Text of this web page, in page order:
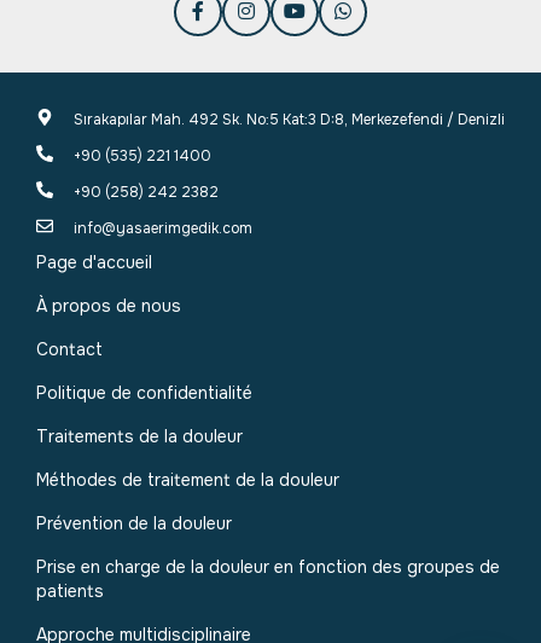
Sırakapılar Mah. 492 Sk. No:5 Kat:3 D:8, Merkezefendi / Denizli
+90 (535) 221 1400
+90 (258) 242 2382
info@yasaerimgedik.com
Page d'accueil
À propos de nous
Contact
Politique de confidentialité
Traitements de la douleur
Méthodes de traitement de la douleur
Prévention de la douleur
Prise en charge de la douleur en fonction des groupes de
patients
Approche multidisciplinaire